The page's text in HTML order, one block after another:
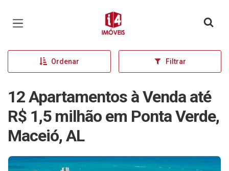
Página inicial
Ordenar Filtrar
12 Apartamentos à Venda até
R$ 1,5 milhão em Ponta Verde,
Maceió, AL